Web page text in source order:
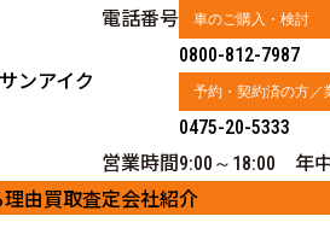
ンアイク
電話番号 車のご購入・検討
0800-812-7987
予約・契約済の方／
0475-20-5333
営業時間9:00～18:00 年
由買取査定会社紹介